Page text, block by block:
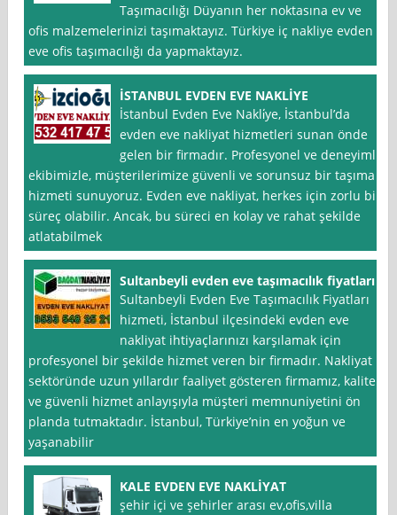
Taşımacılığı Düyanın her noktasına ev ve
ofis malzemelerinizi taşımaktayız. Türkiye iç nakliye evden
eve ofis taşımacılığı da yapmaktayız.
İSTANBUL EVDEN EVE NAKLİYE
İstanbul Evden Eve Nakli̇ye, İstanbul’da
evden eve nakliyat hizmetleri sunan önde
gelen bir firmadır. Profesyonel ve deneyimli
ekibimizle, müşterilerimize güvenli ve sorunsuz bir taşıma
hizmeti sunuyoruz. Evden eve nakliyat, herkes için zorlu bir
süreç olabilir. Ancak, bu süreci en kolay ve rahat şekilde
atlatabilmek
Sultanbeyli evden eve taşımacılık fiyatları
Sultanbeyli Evden Eve Taşımacılık Fiyatları
hizmeti, İstanbul ilçesindeki evden eve
nakliyat ihtiyaçlarınızı karşılamak için
profesyonel bir şekilde hizmet veren bir firmadır. Nakliyat
sektöründe uzun yıllardır faaliyet gösteren firmamız, kaliteli
ve güvenli hizmet anlayışıyla müşteri memnuniyetini ön
planda tutmaktadır. İstanbul, Türkiye’nin en yoğun ve
yaşanabilir
KALE EVDEN EVE NAKLİYAT
şehir içi ve şehirler arası ev,ofis,villa